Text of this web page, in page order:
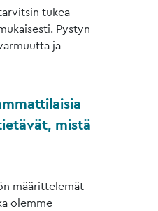
tukea
Pystyn
ja
mistä
määrittelemät
olemme